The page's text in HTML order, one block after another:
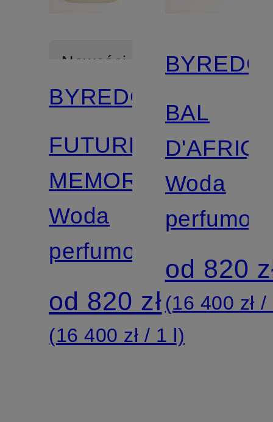
Nowości
BYREDO
FUTURE
MEMORIES
Woda
perfumowana
od 820 zł
(16 400 zł / 1 l)
BYREDO
BAL
Woda
od 820
(16 400 zł